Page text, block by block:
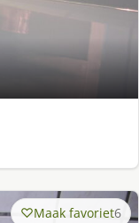
Maak favoriet6